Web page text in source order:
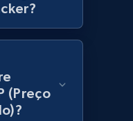
price,
and more.
(Preço